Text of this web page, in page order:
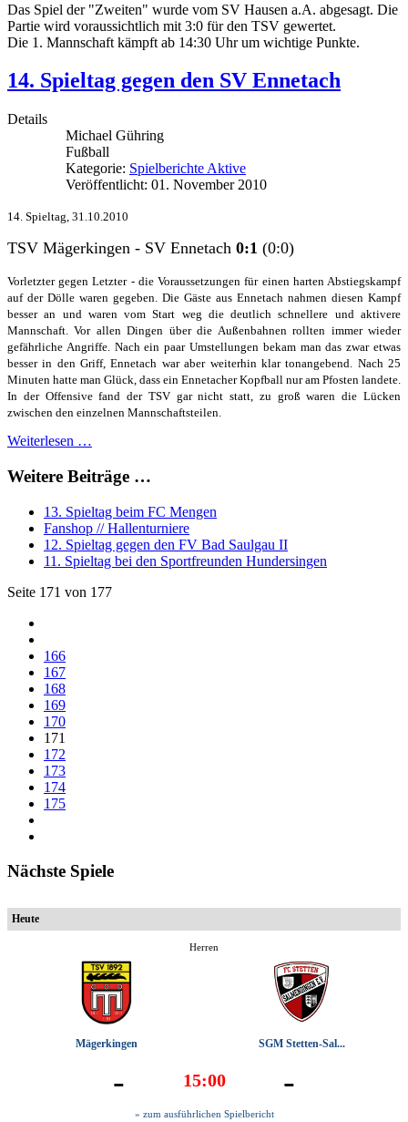
Das Spiel der "Zweiten" wurde vom SV Hausen a.A. abgesagt. Die
Partie wird voraussichtlich mit 3:0 für den TSV gewertet.
Die 1. Mannschaft kämpft ab 14:30 Uhr um wichtige Punkte.
14. Spieltag gegen den SV Ennetach
Details
Michael Gühring
Fußball
Kategorie: Spielberichte Aktive
Veröffentlicht: 01. November 2010
14. Spieltag, 31.10.2010
TSV Mägerkingen - SV Ennetach 0:1 (0:0)
Vorletzter gegen Letzter - die Voraussetzungen für einen harten Abstiegskampf
auf der Dölle waren gegeben. Die Gäste aus Ennetach nahmen diesen Kampf
besser an und waren vom Start weg die deutlich schnellere und aktivere
Mannschaft. Vor allen Dingen über die Außenbahnen rollten immer wieder
gefährliche Angriffe. Nach ein paar Umstellungen bekam man das zwar etwas
besser in den Griff, Ennetach war aber weiterhin klar tonangebend. Nach 25
Minuten hatte man Glück, dass ein Ennetacher Kopfball nur am Pfosten landete.
In der Offensive fand der TSV gar nicht statt, zu groß waren die Lücken
zwischen den einzelnen Mannschaftsteilen.
Weiterlesen …
Weitere Beiträge …
13. Spieltag beim FC Mengen
Fanshop // Hallenturniere
12. Spieltag gegen den FV Bad Saulgau II
11. Spieltag bei den Sportfreunden Hundersingen
Seite 171 von 177
166
167
168
169
170
171
172
173
174
175
Nächste Spiele
Heute
Herren
Mägerkingen SGM Stetten-Sal...
- 15:00 -
» zum ausführlichen Spielbericht